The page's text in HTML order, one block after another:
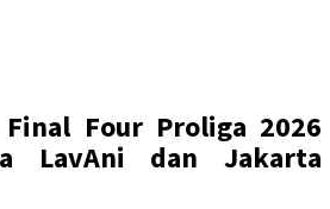
Final Four Proliga 2026
LavAni dan Jakarta